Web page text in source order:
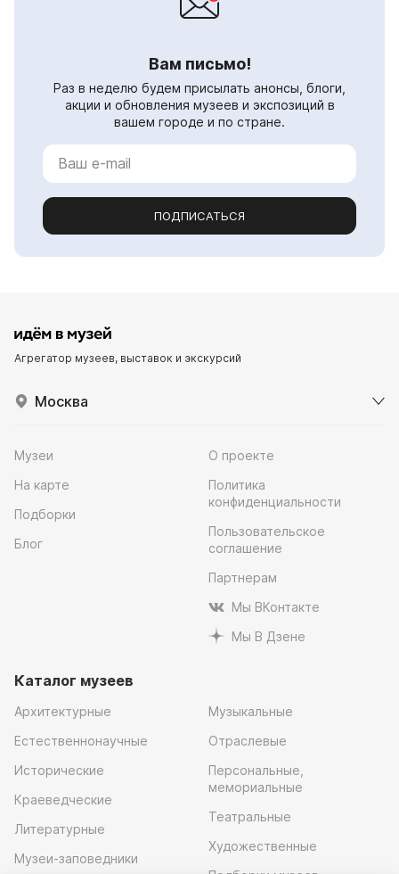
Вам письмо!
Раз в неделю будем присылать анонсы, блоги,
акции и обновления музеев и экспозиций в
вашем городе и по стране.
ПОДПИСАТЬСЯ
Агрегатор музеев, выставок и экскурсий
Москва
Музеи
На карте
Подборки
Блог
О проекте
Политика
конфиденциальности
Пользовательское
соглашение
Партнерам
Мы ВКонтакте
Мы В Дзене
Каталог музеев
Архитектурные
Естественнонаучные
Исторические
Краеведческие
Литературные
Музеи-заповедники
Музыкальные
Отраслевые
Персональные,
мемориальные
Театральные
Художественные